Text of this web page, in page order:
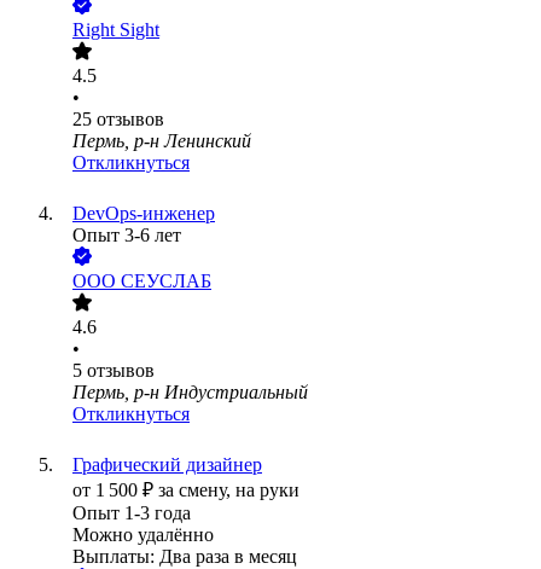
Right Sight
4.5
•
25 отзывов
Пермь, р-н Ленинский
Откликнуться
DevOps-инженер
Опыт 3-6 лет
ООО СЕУСЛАБ
4.6
•
5 отзывов
Пермь, р-н Индустриальный
Откликнуться
Графический дизайнер
от 1 500 ₽ за смену, на руки
Опыт 1-3 года
Можно удалённо
Выплаты: Два раза в месяц